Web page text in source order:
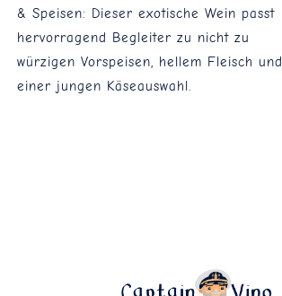
& Speisen: Dieser exotische Wein passt
hervorragend Begleiter zu nicht zu
würzigen Vorspeisen, hellem Fleisch und
einer jungen Käseauswahl.